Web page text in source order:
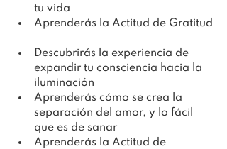
tu vida
Aprenderás la Actitud de Gratitud
Descubrirás la experiencia de
expandir tu consciencia hacia la
iluminación
Aprenderás cómo se crea la
separación del amor, y lo fácil
que es de sanar
Aprenderás la Actitud de